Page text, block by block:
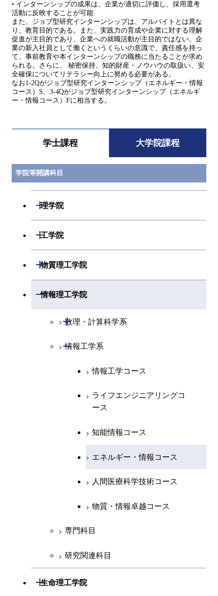
• インターンシップの成果は、企業が適切に評価し、採用選考
活動に反映することが可能
また、ジョブ型研究インターンシップは、アルバイトとは異な
り、教育目的である。また、実践力の育成や企業に対する理解
促進が主目的であり、企業への就職活動が主目的ではない。企
業の新入社員として働くというくらいの意識で、責任感を持っ
て、事前教育や本インターンシップの職務に当たることが求め
られる。さらに、 秘密保持、知的財産・ノウハウの取扱い、安
全確保についてリテラシー向上に努める必要がある。
なお1-2Qがジョブ型研究インターンシップ（エネルギー・情報
コース）S、3-4Qがジョブ型研究インターンシップ（エネルギ
ー・情報コース）Fに相当する。
学士課程 大学院課程
学院等開講科目
理学院
開閉
物理学コース
化学系
開閉
工学院
開閉
機械系
開閉
コース
ライフエンジニアリングコ
ース
原子核工学コース
人間医療科学技術コース
コース
人間医療科学技術コース
ライフエンジニアリングコ
コース
ース
人間医療科学技術コース
エンジニアリングデザイン
物質理工学院
開閉
材料系
開閉
材料コース
エネルギーコース
エネルギー・情報コース
ライフエンジニアリングコ
原子核工学コース
人間医療科学技術コース
物質・情報卓越コース
応用化学系
応用化学コース
エネルギーコース
エネルギー・情報コース
ース
原子核工学コース
地球生命コース
人間医療科学技術コース
物質・情報卓越コース
専門科目
情報理工学院
開閉
数理・計算科学系
開閉
数理・計算科学コース
知能情報コース
情報工学系
開閉
情報工学コース
ライフエンジニアリングコ
ース
知能情報コース
エネルギー・情報コース
人間医療科学技術コース
物質・情報卓越コース
専門科目
研究関連科目
生命理工学院
開閉